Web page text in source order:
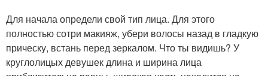
Для начала определи свой тип лица. Для этого
полностью сотри макияж, убери волосы назад в гладкую
прическу, встань перед зеркалом. Что ты видишь? У
круглолицых девушек длина и ширина лица